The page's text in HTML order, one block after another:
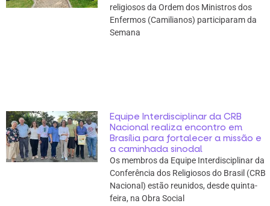
religiosos da Ordem dos Ministros dos
Enfermos (Camilianos) participaram da
Semana
Equipe Interdisciplinar da CRB
Nacional realiza encontro em
Brasília para fortalecer a missão e
a caminhada sinodal
Os membros da Equipe Interdisciplinar da
Conferência dos Religiosos do Brasil (CRB
Nacional) estão reunidos, desde quinta-
feira, na Obra Social